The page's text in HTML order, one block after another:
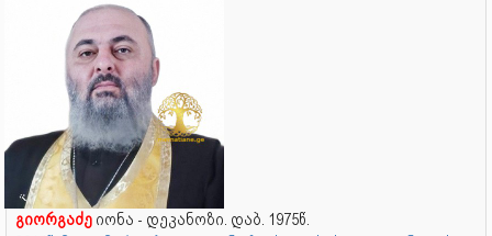
გიორგაძე იონა - დეკანოზი. დაბ. 1975წ.